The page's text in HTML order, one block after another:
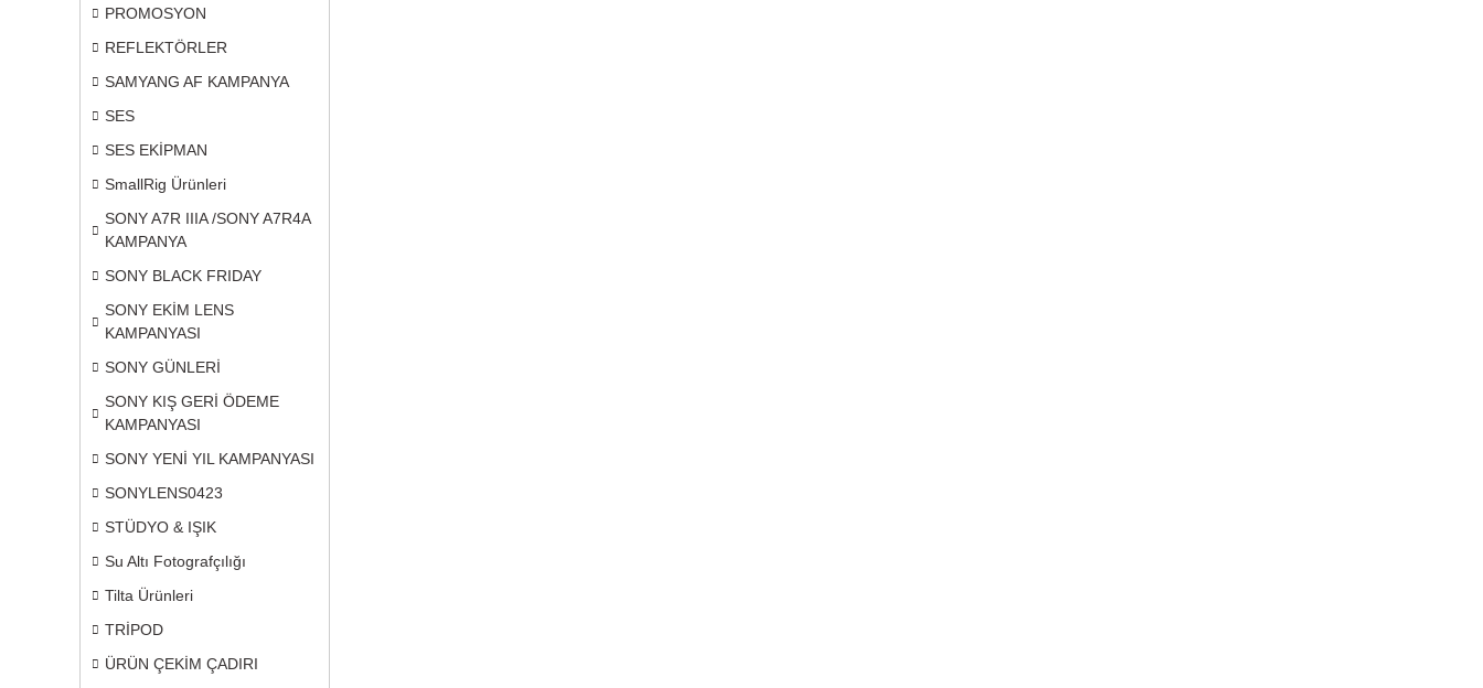
PROMOSYON
REFLEKTÖRLER
SAMYANG AF KAMPANYA
SES
SES EKİPMAN
SmallRig Ürünleri
SONY A7R IIIA /SONY A7R4A
KAMPANYA
SONY BLACK FRIDAY
SONY EKİM LENS
KAMPANYASI
SONY GÜNLERİ
SONY KIŞ GERİ ÖDEME
KAMPANYASI
SONY YENİ YIL KAMPANYASI
SONYLENS0423
STÜDYO & IŞIK
Su Altı Fotografçılığı
Tilta Ürünleri
TRİPOD
ÜRÜN ÇEKİM ÇADIRI